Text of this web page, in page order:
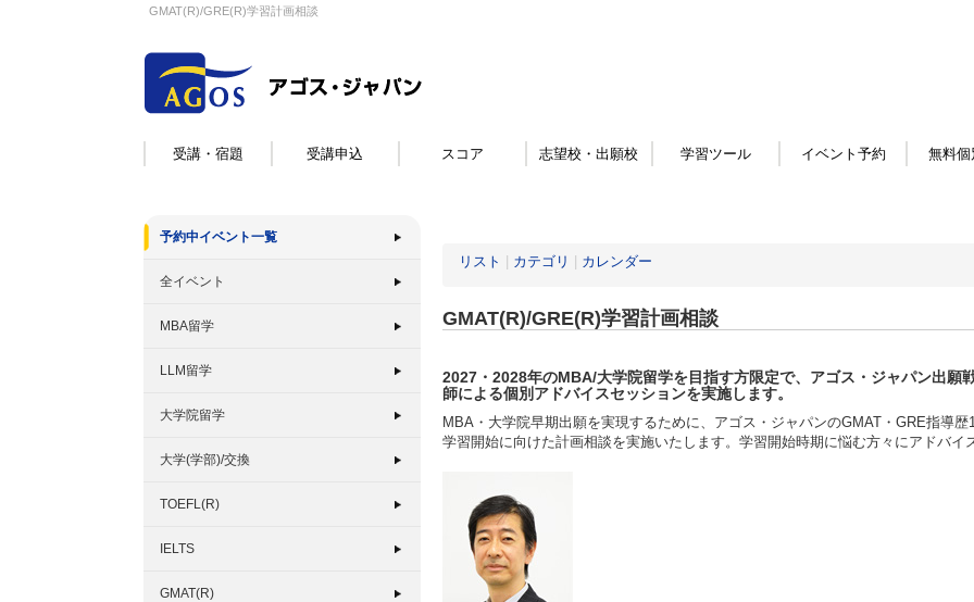
GMAT(R)/GRE(R)学習計画相談
受講・宿題 受講申込 スコア 志望校・出願校 学習ツール イベント予約 無料個
予約中イベント一覧
全イベント
MBA留学
LLM留学
大学院留学
大学(学部)/交換
TOEFL(R)
IELTS
GMAT(R)
リスト カテゴリ カレンダー
GMAT(R)/GRE(R)学習計画相談
2027・2028年のMBA/大学院留学を目指す方限定で、アゴス・ジャパン出願
師による個別アドバイスセッションを実施します。
MBA・大学院早期出願を実現するために、アゴス・ジャパンのGMAT・GRE指導
学習開始に向けた計画相談を実施いたします。学習開始時期に悩む方々にアドバイ